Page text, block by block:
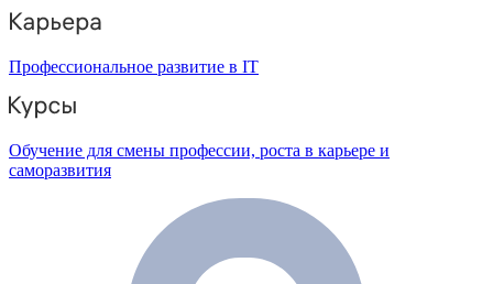
Профессиональное развитие в IT
Обучение для смены профессии, роста в карьере и
саморазвития